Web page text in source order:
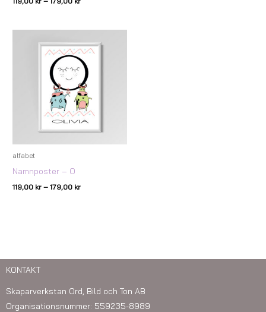
alfabet
Namnposter – O
119,00 kr – 179,00 kr
119,00 kr
till
179,00 kr
KONTAKT
Skaparverkstan Ord, Bild och Ton AB
Organisationsnummer: 559235-8989